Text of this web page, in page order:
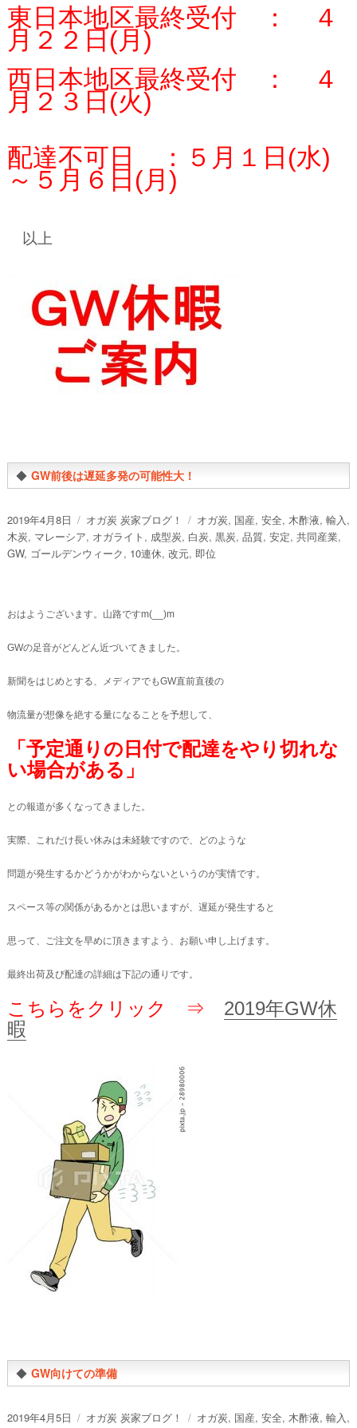
東日本地区最終受付 ： ４
月２２日(月)
西日本地区最終受付 ： ４
月２３日(火)
配達不可日 ：５月１日(水)
～５月６日(月)
以上
◆ GW前後は遅延多発の可能性大！
投
稿
日:
2019年4月8日
カ
テ
ゴ
オガ炭 炭家ブログ！
タ
グ
オガ炭, 国産, 安全, 木酢液, 輸入,
木炭, マレーシア, オガライト , 成型炭, 白炭, 黒炭, 品質, 安定, 共同産業,
GW, ゴールデンウィーク, 10連休, 改元, 即位
おはようございます。山路ですm(__)m
GWの足音がどんどん近づいてきました。
新聞をはじめとする、メディアでもGW直前直後の
物流量が想像を絶する量になることを予想して、
「予定通りの日付で配達をやり切れな
い場合がある」
との報道が多くなってきました。
実際、これだけ長い休みは未経験ですので、どのような
問題が発生するかどうかがわからないというのが実情です。
スペース等の関係があるかとは思いますが、遅延が発生すると
思って、ご注文を早めに頂きますよう、お願い申し上げます。
最終出荷及び配達の詳細は下記の通りです。
こちらをクリック ⇒
2019年GW休
暇
◆ GW向けての準備
投
2019年4月5日
カ
オガ炭 炭家ブログ！
タ
オガ炭, 国産, 安全, 木酢液, 輸入,